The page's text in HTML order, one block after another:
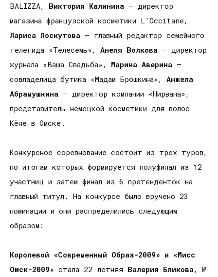
BALIZZA, Виктория Калинина – директор
магазина французской косметики L'Occitane,
Лариса Лоскутова – главный редактор семейного
телегида «Телесемь», Анеля Волкова – директор
журнала «Ваша Свадьба», Марина Аверина –
совладелица бутика «Мадам Брошкина», Анжела
Абрамушкина – директор компании «Нирвана»,
представитель немецкой косметики для волос
Кёне в Омске.
Конкурсное соревнование состоит из трех туров,
по итогам которых формируется полуфинал из 12
участниц и затем финал из 6 претенденток на
главный титул. На конкурсе было вручено 23
номинации и они распределились следующим
образом:
Королевой «Современный Образ-2009» и «Мисс
Омск-2009» стала 22-летняя Валерия Бликова, №